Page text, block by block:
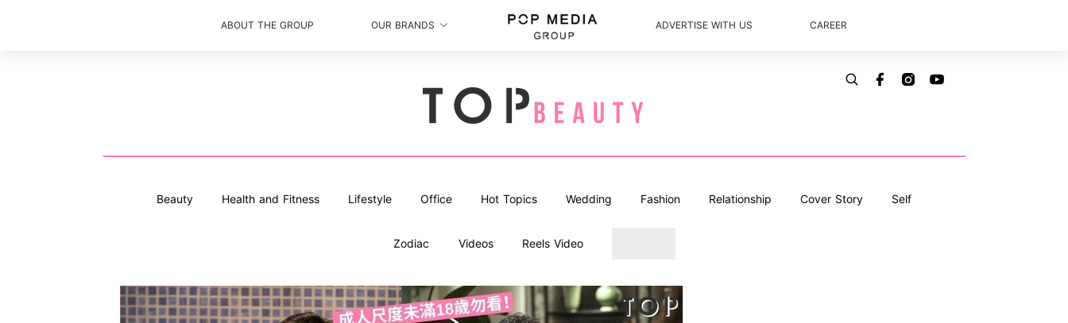
ABOUT THE GROUP OUR BRANDS ADVERTISE WITH US CAREER
Beauty Health and Fitness Lifestyle Office Hot Topics Wedding Fashion Relationship Cover Story Self
Zodiac Videos Reels Video